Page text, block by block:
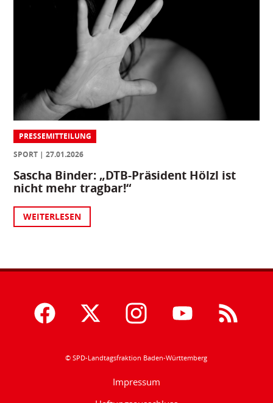
PRESSEMITTEILUNG
SPORT
27.01.2026
Sascha Binder: „DTB-Präsident Hölzl ist
nicht mehr tragbar!“
WEITERLESEN
© SPD-Landtagsfraktion Baden-Württemberg
Impressum